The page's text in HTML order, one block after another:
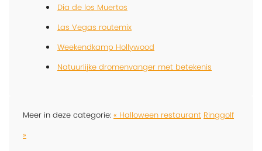
Dia de los Muertos
Las Vegas routemix
Weekendkamp Hollywood
Natuurlijke dromenvanger met betekenis
Meer in deze categorie: « Halloween restaurant Ringgolf
»